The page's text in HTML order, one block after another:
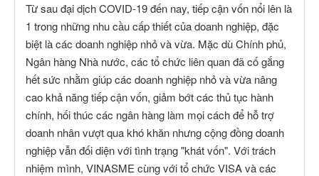
Từ sau đại dịch COVID-19 đến nay, tiếp cận vốn nổi lên là
1 trong những nhu cầu cấp thiết của doanh nghiệp, đặc
biệt là các doanh nghiệp nhỏ và vừa. Mặc dù Chính phủ,
Ngân hàng Nhà nước, các tổ chức liên quan đã cố gắng
hết sức nhằm giúp các doanh nghiệp nhỏ và vừa nâng
cao khả năng tiếp cận vốn, giảm bớt các thủ tục hành
chính, hối thúc các ngân hàng làm mọi cách để hỗ trợ
doanh nhân vượt qua khó khăn nhưng cộng đồng doanh
nghiệp vẫn đối diện với tình trạng "khát vốn". Với trách
nhiệm mình, VINASME cùng với tổ chức VISA và các